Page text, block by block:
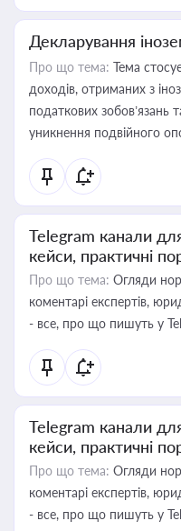
Декларування
Про що тема: Тема
доходів, отриманих з
податкових зобов’язань
уникнення подвійного
Telegram канали
кейси, практичні
Про що тема: Огляди
коментарі експертів,
- все, про що пишуть у
Telegram канали
кейси, практичні
Про що тема: Огляди
коментарі експертів,
- все, про що пишуть у